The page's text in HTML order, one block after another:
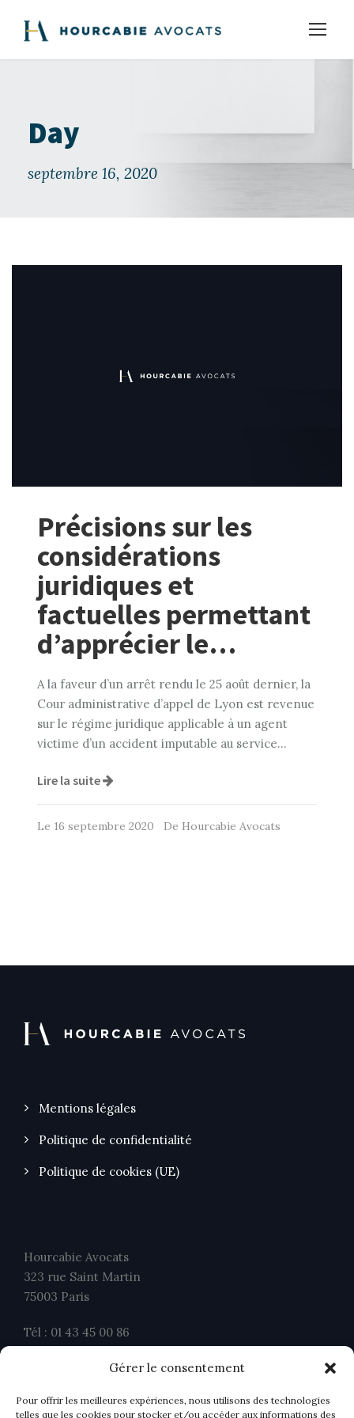
Gérer le consentement
Pour offrir les meilleures expériences, nous utilisons des technologies
telles que les cookies pour stocker et/ou accéder aux informations des
Day
septembre 16, 2020
Précisions sur les
considérations
juridiques et
factuelles permettant
d’apprécier le…
A la faveur d’un arrêt rendu le 25 août dernier, la
Cour administrative d’appel de Lyon est revenue
sur le régime juridique applicable à un agent
victime d’un accident imputable au service…
Lire la suite
Le 16 septembre 2020 De Hourcabie Avocats
Mentions légales
Politique de confidentialité
Politique de cookies (UE)
Hourcabie Avocats
323 rue Saint Martin
75003 Paris
Tél : 01 43 45 00 86
contact@ahavocats.fr